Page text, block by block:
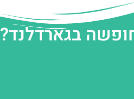
בגארדלנד?